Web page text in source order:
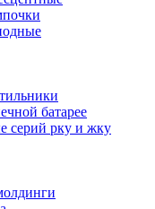
батарее
серий рку и жку